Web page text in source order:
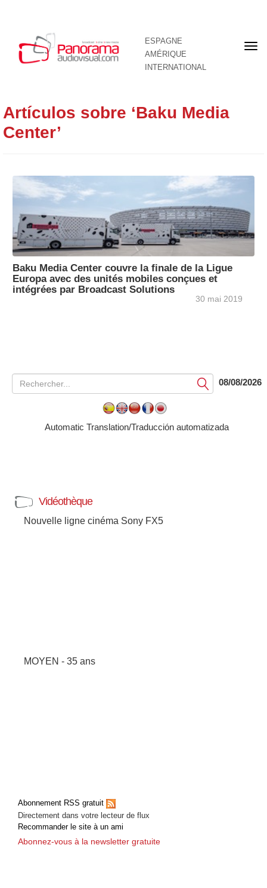
ESPAGNE
AMÉRIQUE
INTERNATIONAL
Artículos sobre ‘Baku Media
Center’
Baku Media Center couvre la finale de la Ligue
Europa avec des unités mobiles conçues et
intégrées par Broadcast Solutions
30 mai 2019
Soumettre08/08/2026
Automatic Translation/Traducción automatizada
Vidéothèque
Nouvelle ligne cinéma Sony FX5
MOYEN - 35 ans
Abonnement RSS gratuit
Directement dans votre lecteur de flux
Recommander le site à un ami
Abonnez-vous à la newsletter gratuite